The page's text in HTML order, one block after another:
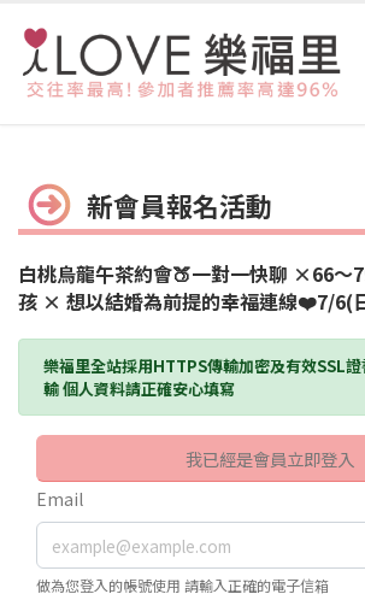
新會員報名活動
白桃烏龍午茶約會🍑一對一快聊 ×66～
孩 × 想以結婚為前提的幸福連線❤️7/6(
樂福里全站採用HTTPS傳輸加密及有效SSL
輸 個人資料請正確安心填寫
我已經是會員立即登入
Email
做為您登入的帳號使用 請輸入正確的電子信箱